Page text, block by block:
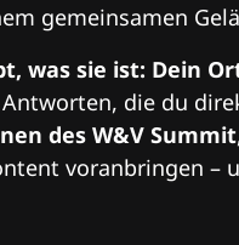
gemeinsamen
was sie ist: Dein
die du
des W&V Summit
voranbringen –